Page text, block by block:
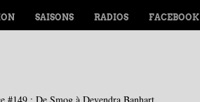
SAISONS RADIOS FACEBOOK